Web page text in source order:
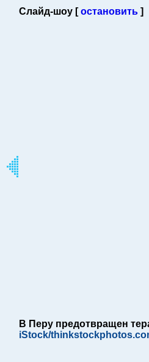
Слайд-шоу [остановить]
В Перу предотвращен
iStock/